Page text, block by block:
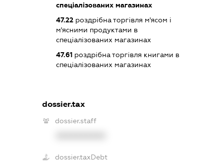
спеціалізованих магазинах
47.22 роздрібна торгівля м'ясом і
м'ясними продуктами в
спеціалізованих магазинах
47.61 роздрібна торгівля книгами в
спеціалізованих магазинах
dossier.tax
dossier.staff
dossier.taxDebt